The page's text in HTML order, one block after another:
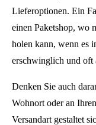
Lieferoptionen. Ein
einen Paketshop, wo
holen kann, wenn es
erschwinglich und oft
Denken Sie auch
Wohnort oder an
Versandart gestaltet